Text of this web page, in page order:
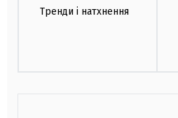
Тренди і натхнення